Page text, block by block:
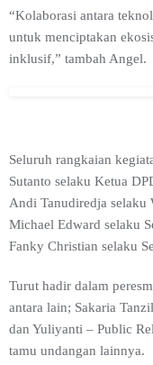
“Kolaborasi antara
untuk menciptakan
inklusif,” tambah Angel.
Seluruh rangkaian
Sutanto selaku Ketua
Andi Tanudiredja selaku
Michael Edward selaku
Fanky Christian selaku
Turut hadir dalam
antara lain; Sakaria
dan Yuliyanti – Public
tamu undangan lainnya.